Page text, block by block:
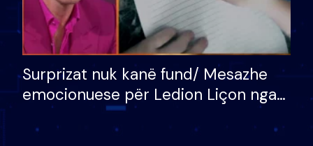
Surprizat nuk kanë fund/ Mesazhe
emocionuese për Ledion Liçon nga
nëna dhe fëmijët e tij, moderatori
nuk i mban dot lotët: Nuk meritoj…